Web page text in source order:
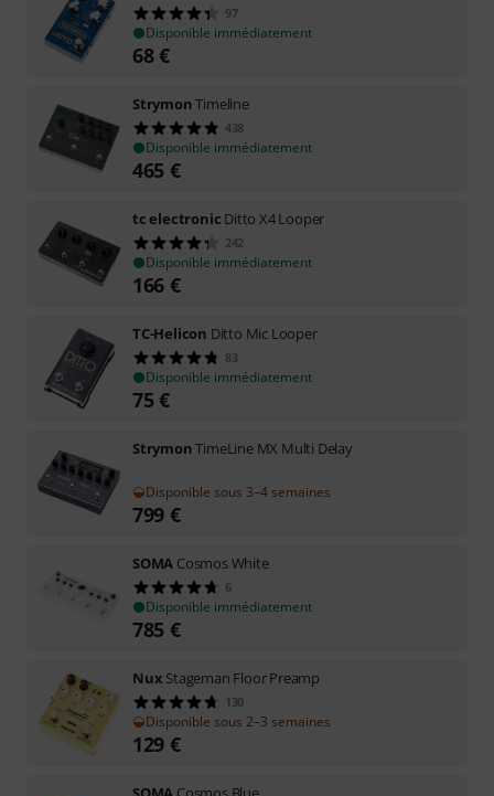
97
Disponible immédiatement
68€
StrymonTimeline
438
Disponible immédiatement
465 €
tc electronic Ditto X4 Looper
242
Disponible immédiatement
166 €
TC-Helicon Ditto Mic Looper
83
Disponible immédiatement
75€
StrymonTimeLine MX Multi Delay
Disponible sous 3–4 semaines
799 €
SOMA Cosmos White
6
Disponible immédiatement
785 €
Nux Stageman Floor Preamp
130
Disponible sous 2–3 semaines
129 €